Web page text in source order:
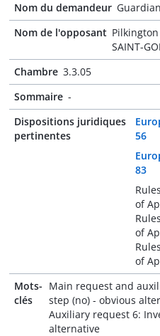
Nom du demandeur
Nom de l'opposant
SAINT-
Chambre 3.3.05
Sommaire -
Dispositions juridiques
pertinentes
56
83
of
of
of
Mots-
clés
Main request and
step (no) - obvious
Auxiliary request 6:
alternative